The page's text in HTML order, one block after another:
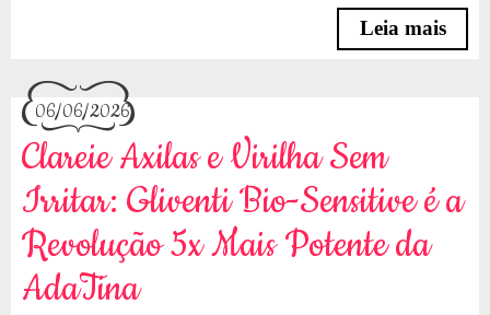
Leia mais
06/06/2026
Clareie Axilas e Virilha Sem
Irritar: Gliventi Bio-Sensitive é a
Revolução 5x Mais Potente da
AdaTina